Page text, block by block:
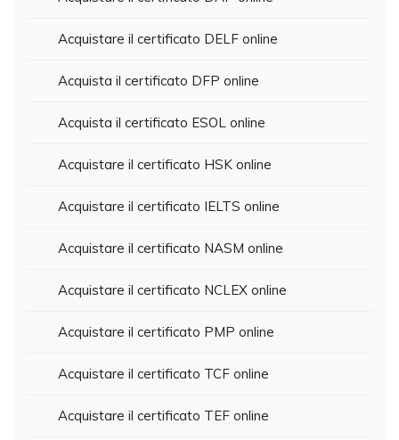
Acquistare il certificato DELF online
Acquista il certificato DFP online
Acquista il certificato ESOL online
Acquistare il certificato HSK online
Acquistare il certificato IELTS online
Acquistare il certificato NASM online
Acquistare il certificato NCLEX online
Acquistare il certificato PMP online
Acquistare il certificato TCF online
Acquistare il certificato TEF online